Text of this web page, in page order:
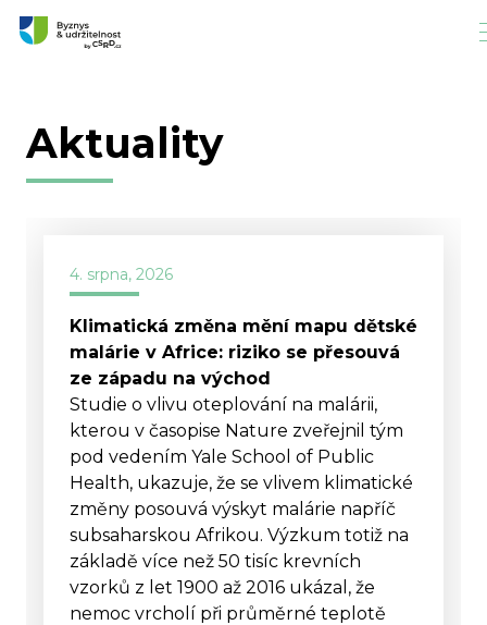
Aktuality
4. srpna, 2026
Klimatická změna mění mapu dětské
malárie v Africe: riziko se přesouvá
ze západu na východ
Studie o vlivu oteplování na malárii,
kterou v časopise Nature zveřejnil tým
pod vedením Yale School of Public
Health, ukazuje, že se vlivem klimatické
změny posouvá výskyt malárie napříč
subsaharskou Afrikou. Výzkum totiž na
základě více než 50 tisíc krevních
vzorků z let 1900 až 2016 ukázal, že
nemoc vrcholí při průměrné teplotě